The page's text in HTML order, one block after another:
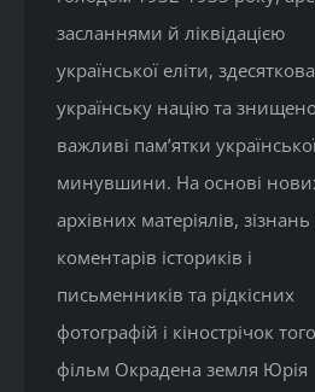
засланнями й ліквідацією
української еліти,
українську націю та знищено
важливі пам’ятки
минувшини. На основі
архівних матеріялів, зізнань
коментарів істориків і
письменників та рідкісних
фотографій і кінострічок
фільм Окрадена земля Юрія